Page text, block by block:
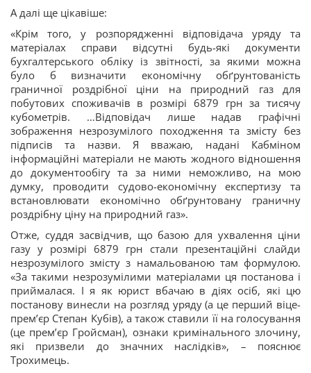
А далі ще цікавіше:
«Крім того, у розпорядженні відповідача уряду та
матеріалах справи відсутні будь-які документи
бухгалтерського обліку із звітності, за якими можна
було б визначити економічну обґрунтованість
граничної роздрібної ціни на природний газ для
побутових споживачів в розмірі 6879 грн за тисячу
кубометрів. …Відповідач лише надав графічні
зображення незрозумілого походження та змісту без
підписів та назви. Я вважаю, надані Кабміном
інформаційні матеріали не мають жодного відношення
до документообігу та за ними неможливо, на мою
думку, проводити судово-економічну експертизу та
встановлювати економічно обґрунтовану граничну
роздрібну ціну на природний газ».
Отже, суддя засвідчив, що базою для ухвалення ціни
газу у розмірі 6879 грн стали презентаційні слайди
незрозумілого змісту з намальованою там формулою.
«За такими незрозумілими матеріалами ця постанова і
приймалася. І я як юрист вбачаю в діях осіб, які цю
постанову винесли на розгляд уряду (а це перший віце-
прем’єр Степан Кубів), а також ставили її на голосування
(це прем’єр Гройсман), ознаки кримінального злочину,
які призвели до значних наслідків», – пояснює
Трохимець.